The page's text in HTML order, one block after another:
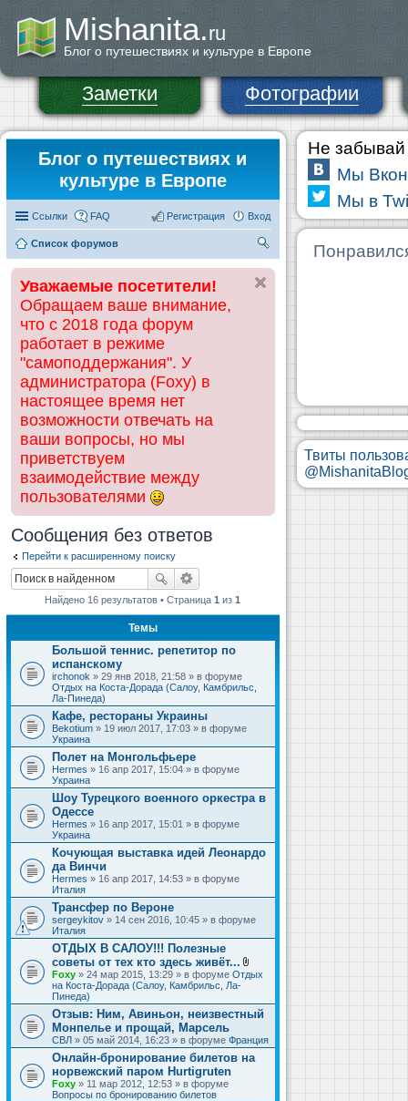
Mishanita.ru
Блог о путешествиях и культуре в Европе
Заметки Фотографии
Блог о путешествиях и
культуре в Европе
Ссылки FAQ Вход
Регистрация
Список форумов
ск
Уважаемые посетители!
Обращаем ваше внимание,
что с 2018 года форум
работает в режиме
"самоподдержания". У
администратора (Foxy) в
настоящее время нет
возможности отвечать на
ваши вопросы, но мы
приветствуем
взаимодействие между
пользователями
Сообщения без ответов
Перейти к расширенному поиску
Найдено 16 результатов • Страница1 из1
Темы
Большой теннис. репетитор по
испанскому
irchonok » 29 янв 2018, 21:58 » в форуме
Отдых на Коста-Дорада (Салоу, Камбрильс,
Ла-Пинеда)
Кафе, рестораны Украины
Bekotium » 19 июл 2017, 17:03 » в форуме
Украина
Полет на Монгольфьере
Hermes » 16 апр 2017, 15:04 » в форуме
Украина
Шоу Турецкого военного оркестра в
Одессе
Hermes » 16 апр 2017, 15:01 » в форуме
Украина
Кочующая выставка идей Леонардо
да Винчи
Hermes » 16 апр 2017, 14:53 » в форуме
Италия
Трансфер по Вероне
sergeykitov » 14 сен 2016, 10:45 » в форуме
Италия
ОТДЫХ В САЛОУ!!! Полезные
советы от тех кто здесь живёт...
В
л
ж
е
и
я
Foxy » 24 мар 2015, 13:29 » в форуме Отдых
на Коста-Дорада (Салоу, Камбрильс, Ла-
Пинеда)
Отзыв: Ним, Авиньон, неизвестный
Монпелье и прощай, Марсель
СВЛ » 05 май 2014, 16:23 » в форуме Франция
Онлайн-бронирование билетов на
норвежский паром Hurtigruten
Foxy » 11 мар 2012, 12:53 » в форуме
Вопросы по бронированию билетов
Не забывай
Мы
Мы в
Твиты